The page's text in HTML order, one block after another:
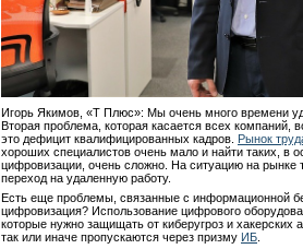
Игорь Якимов, «Т Плюс»: Мы очень много времени
Вторая проблема, которая касается всех
это дефицит квалифицированных кадров.
Рынок
хороших специалистов очень мало и найти таких, в
цифровизации, очень сложно. На ситуацию на рынке
переход на удаленную работу.
Есть еще проблемы, связанные с информационной
цифровизация? Использование цифрового
которые нужно защищать от киберугроз и
так или иначе пропускаются через призму ИБ